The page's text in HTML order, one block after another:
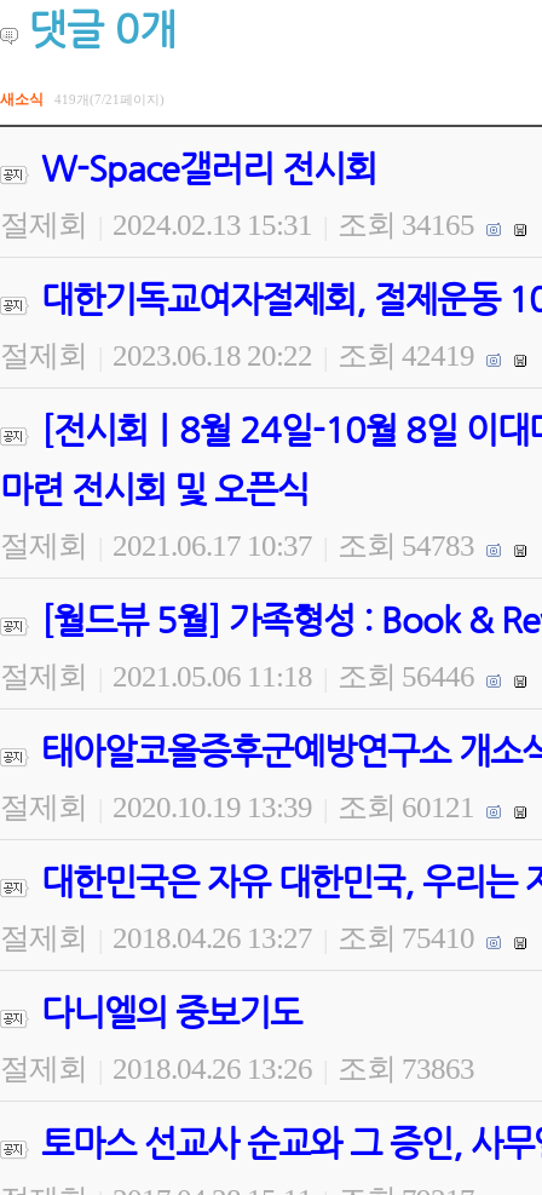
댓글 0개
새소식 419개(7/21페이지)
W-Space갤러리 전시회
절제회 2024.02.13 15:31 조회 34165
대한기독교여자절제회, 절제운동
절제회 2023.06.18 20:22 조회 42419
[전시회ㅣ8월 24일-10월 8일 이
마련 전시회 및 오픈식
절제회 2021.06.17 10:37 조회 54783
[월드뷰 5월] 가족형성 : Book &
절제회 2021.05.06 11:18 조회 56446
태아알코올증후군예방연구소 개소
절제회 2020.10.19 13:39 조회 60121
대한민국은 자유 대한민국, 우리는
절제회 2018.04.26 13:27 조회 75410
다니엘의 중보기도
절제회 2018.04.26 13:26 조회 73863
토마스 선교사 순교와 그 증인, 사